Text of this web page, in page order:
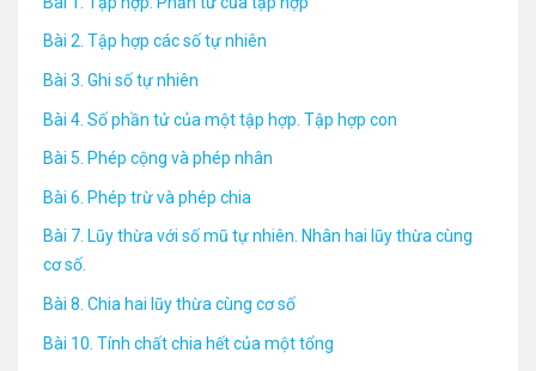
Bài 2. Tập hợp các số tự nhiên
Bài 3. Ghi số tự nhiên
Bài 4. Số phần tử của một tập hợp. Tập hợp con
Bài 5. Phép cộng và phép nhân
Bài 6. Phép trừ và phép chia
Bài 7. Lũy thừa với số mũ tự nhiên. Nhân hai lũy thừa cùng
cơ số.
Bài 8. Chia hai lũy thừa cùng cơ số
Bài 10. Tính chất chia hết của một tổng